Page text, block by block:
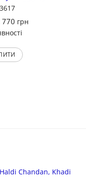
770 грн
Chandan, Khadi